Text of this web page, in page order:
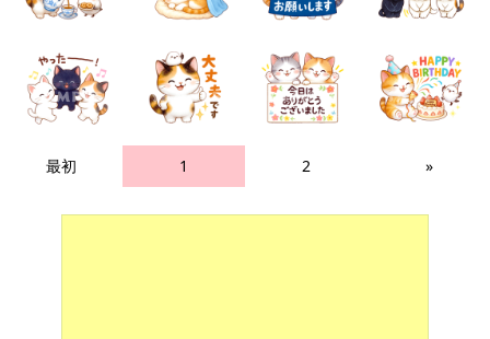
最初 1 2 »